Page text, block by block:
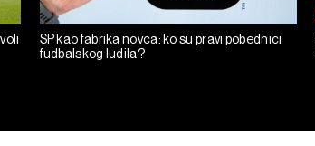
SP kao fabrika novca: ko su pravi pobednici
fudbalskog ludila?